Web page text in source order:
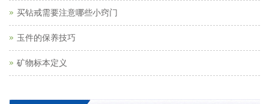
买钻戒需要注意哪些小窍门
玉件的保养技巧
矿物标本定义